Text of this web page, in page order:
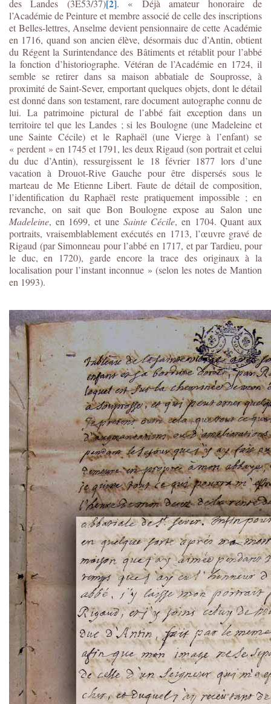
des Landes (3E53/37)[2]. « Déjà amateur honoraire de
l’Académie de Peinture et membre associé de celle des inscriptions
et Belles-lettres, Anselme devient pensionnaire de cette Académie
en 1716, quand son ancien élève, désormais duc d’Antin, obtient
du Régent la Surintendance des Bâtiments et rétablit pour l’abbé
la fonction d’historiographe. Vétéran de l’Académie en 1724, il
semble se retirer dans sa maison abbatiale de Souprosse, à
proximité de Saint-Sever, emportant quelques objets, dont le détail
est donné dans son testament, rare document autographe connu de
lui. La patrimoine pictural de l’abbé fait exception dans un
territoire tel que les Landes ; si les Boulogne (une Madeleine et
une Sainte Cécile) et le Raphaël (une Vierge à l’enfant) se
« perdent » en 1745 et 1791, les deux Rigaud (son portrait et celui
du duc d’Antin), ressurgissent le 18 février 1877 lors d’une
vacation à Drouot-Rive Gauche pour être dispersés sous le
marteau de Me Etienne Libert. Faute de détail de composition,
l’identification du Raphaël reste pratiquement impossible ; en
revanche, on sait que Bon Boulogne expose au Salon une
Madeleine, en 1699, et une Sainte Cécile, en 1704. Quant aux
portraits, vraisemblablement exécutés en 1713, l’œuvre gravé de
Rigaud (par Simonneau pour l’abbé en 1717, et par Tardieu, pour
le duc, en 1720), garde encore la trace des originaux à la
localisation pour l’instant inconnue » (selon les notes de Mantion
en 1993).